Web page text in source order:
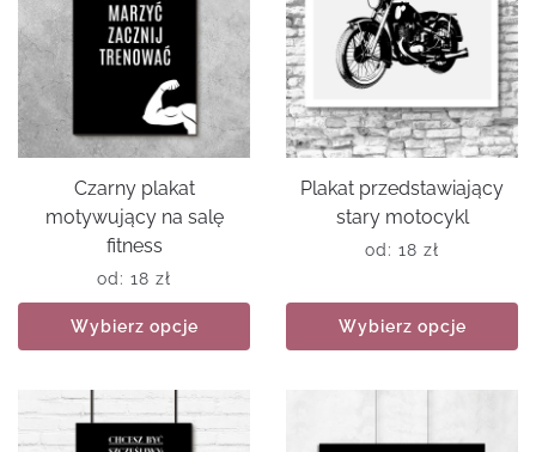
Czarny plakat
motywujący na salę
fitness
od: 18 zł
Wybierz opcje
Plakat przedstawiający
stary motocykl
od: 18 zł
Wybierz opcje